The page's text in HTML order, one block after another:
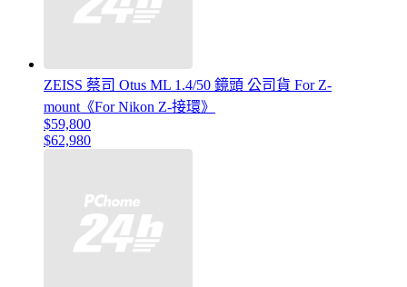
ZEISS 蔡司 Otus ML 1.4/50 鏡頭 公司貨 For Z-
mount《For Nikon Z-接環》
$59,800
$62,980